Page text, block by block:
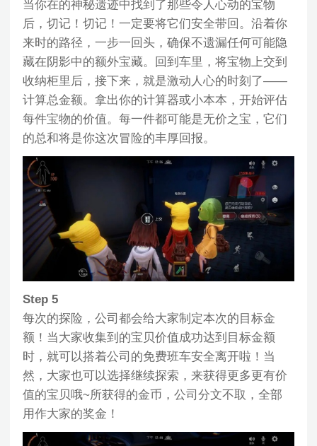
当你在的神秘遗迹中找到了那些令人心动的宝物
后，切记！切记！一定要将它们安全带回。沿着你
来时的路径，一步一回头，确保不遗漏任何可能隐
藏在阴影中的额外宝藏。回到车里，将宝物上交到
收纳柜里后，接下来，就是激动人心的时刻了——
计算总金额。拿出你的计算器或小本本，开始评估
每件宝物的价值。每一件都可能是无价之宝，它们
的总和将是你这次冒险的丰厚回报。
Step 5
每次的探险，公司都会给大家制定本次的目标金
额！当大家收集到的宝贝价值成功达到目标金额
时，就可以搭着公司的免费班车安全离开啦！当
然，大家也可以选择继续探索，来获得更多更有价
值的宝贝哦~所获得的金币，公司分文不取，全部
用作大家的奖金！